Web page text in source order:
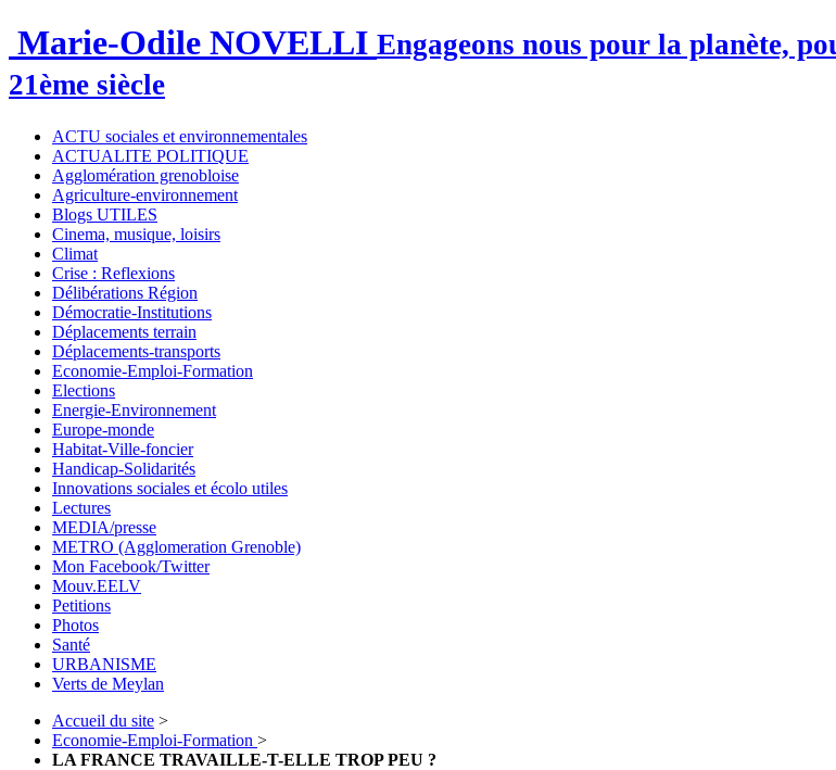
Marie-Odile NOVELLI Engageons nous pour la planète,
21ème siècle
ACTU sociales et environnementales
ACTUALITE POLITIQUE
Agglomération grenobloise
Agriculture-environnement
Blogs UTILES
Cinema, musique, loisirs
Climat
Crise : Reflexions
Délibérations Région
Démocratie-Institutions
Déplacements terrain
Déplacements-transports
Economie-Emploi-Formation
Elections
Energie-Environnement
Europe-monde
Habitat-Ville-foncier
Handicap-Solidarités
Innovations sociales et écolo utiles
Lectures
MEDIA/presse
METRO (Agglomeration Grenoble)
Mon Facebook/Twitter
Mouv.EELV
Petitions
Photos
Santé
URBANISME
Verts de Meylan
Accueil du site >
Economie-Emploi-Formation >
LA FRANCE TRAVAILLE-T-ELLE TROP PEU ?